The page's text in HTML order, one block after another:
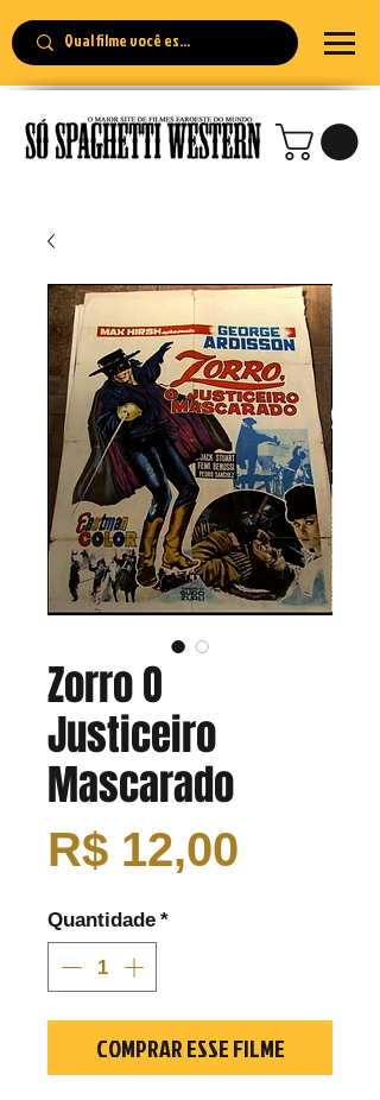
Zorro O
Justiceiro
Mascarado
R$ 12,00
Quantidade *
COMPRAR ESSE FILME